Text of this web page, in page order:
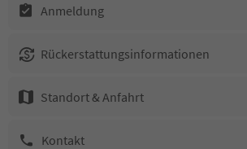
Anmeldung
Rückerstattungsinformationen
Standort & Anfahrt
Kontakt